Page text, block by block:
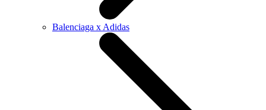
Balenciaga x Adidas